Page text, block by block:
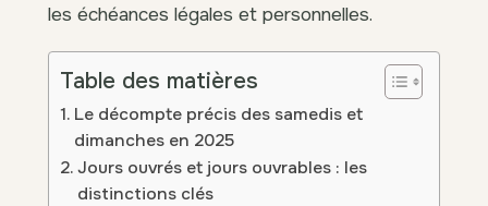
les échéances légales et personnelles.
Table des matières
Le décompte précis des samedis et
dimanches en 2025
Jours ouvrés et jours ouvrables : les
distinctions clés